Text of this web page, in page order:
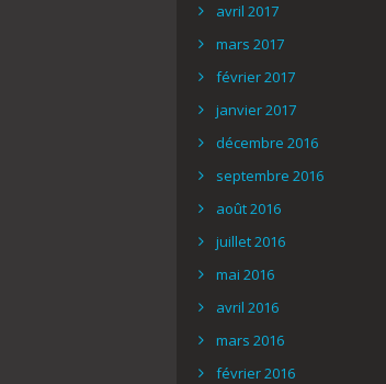
avril 2017
mars 2017
février 2017
janvier 2017
décembre 2016
septembre 2016
août 2016
juillet 2016
mai 2016
avril 2016
mars 2016
février 2016